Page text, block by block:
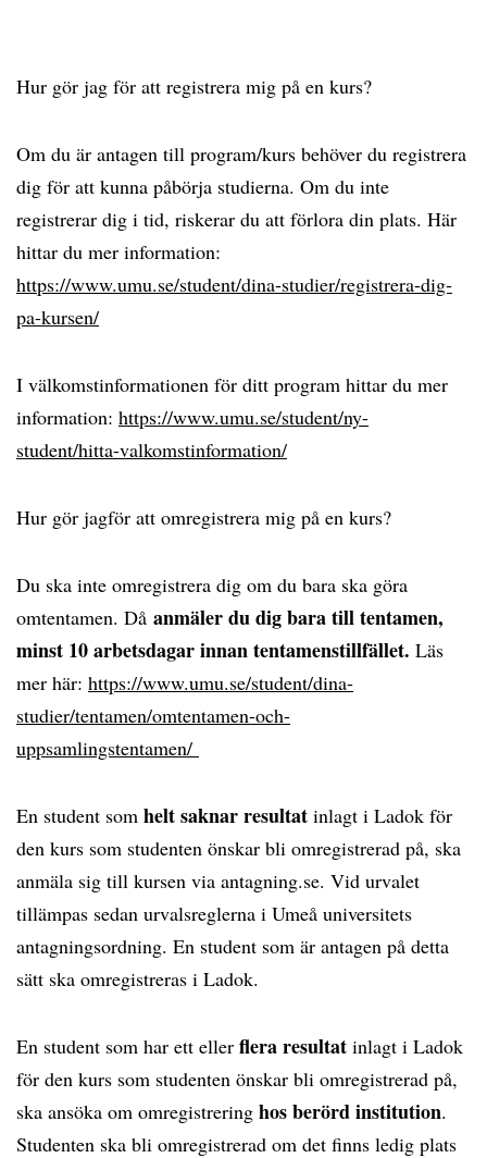
Hur gör jag för att registrera mig på en kurs?
Om du är antagen till program/kurs behöver du registrera
dig för att kunna påbörja studierna. Om du inte
registrerar dig i tid, riskerar du att förlora din plats. Här
hittar du mer information:
https://www.umu.se/student/dina-studier/registrera-dig-
pa-kursen/
I välkomstinformationen för ditt program hittar du mer
information: https://www.umu.se/student/ny-
student/hitta-valkomstinformation/
Hur gör jagför att omregistrera mig på en kurs?
Du ska inte omregistrera dig om du bara ska göra
omtentamen. Då anmäler du dig bara till tentamen,
minst 10 arbetsdagar innan tentamenstillfället. Läs
mer här: https://www.umu.se/student/dina-
studier/tentamen/omtentamen-och-
uppsamlingstentamen/
En student som helt saknar resultat inlagt i Ladok för
den kurs som studenten önskar bli omregistrerad på, ska
anmäla sig till kursen via antagning.se. Vid urvalet
tillämpas sedan urvalsreglerna i Umeå universitets
antagningsordning. En student som är antagen på detta
sätt ska omregistreras i Ladok.
En student som har ett eller flera resultat inlagt i Ladok
för den kurs som studenten önskar bli omregistrerad på,
ska ansöka om omregistrering hos berörd institution.
Studenten ska bli omregistrerad om det finns ledig plats